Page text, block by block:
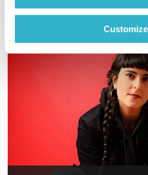
Customize